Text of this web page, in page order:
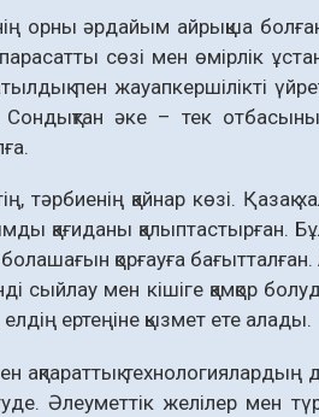
орны әрдайым айрықша
парасатты сөзі мен өмірлік
пен жауапкершілікті
Сондықтан әке – тек
тәрбиенің қайнар көзі. Қазақ
қағиданы қалыптастырған.
қорғауға бағытталған.
сыйлау мен кішіге қамқор
елдің ертеңіне қызмет ете алады.
ақпараттық
Әлеуметтік желілер мен